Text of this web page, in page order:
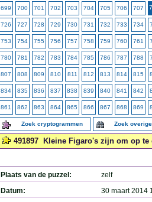
699 700 701 702 703 704 705 706 707
726 727 728 729 730 731 732 733 734
753 754 755 756 757 758 759 760 761
780 781 782 783 784 785 786 787 788
807 808 809 810 811 812 813 814 815
834 835 836 837 838 839 840 841 842
861 862 863 864 865 866 867 868 869
Zoek cryptogrammen Zoek
491897 Kleine Figaro's zijn om op te
Plaats van de puzzel:
zelf
Datum:
30 maart 2014